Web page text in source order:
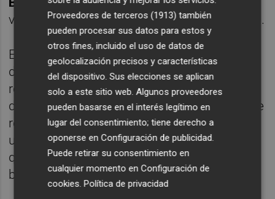
vestir de corto en Mestalla desde su retirada.
El partido, de unritmo adecuado a la edad
de muchos de los participantes, estuvo
repleto de momentos entrañables y
divertidos. Tras una segunda mitad bastante
reñida, el combinado visitante -liderado por
un granTote- se impuso por 2-3 al Valencia,
que tuvo enCarlos Marchenaa su gran
baluarte.
Proveedores de terceros (1913) también
pueden procesar sus datos para estos y
otros fines, incluido el uso de datos de
geolocalización precisos y características
del dispositivo. Sus elecciones se aplican
solo a este sitio web. Algunos proveedores
pueden basarse en el interés legítimo en
lugar del consentimiento; tiene derecho a
oponerse enConfiguración de publicidad.
Puede retirar su consentimiento en
cualquier momento enConfiguración de
cookies.Política de privacidad